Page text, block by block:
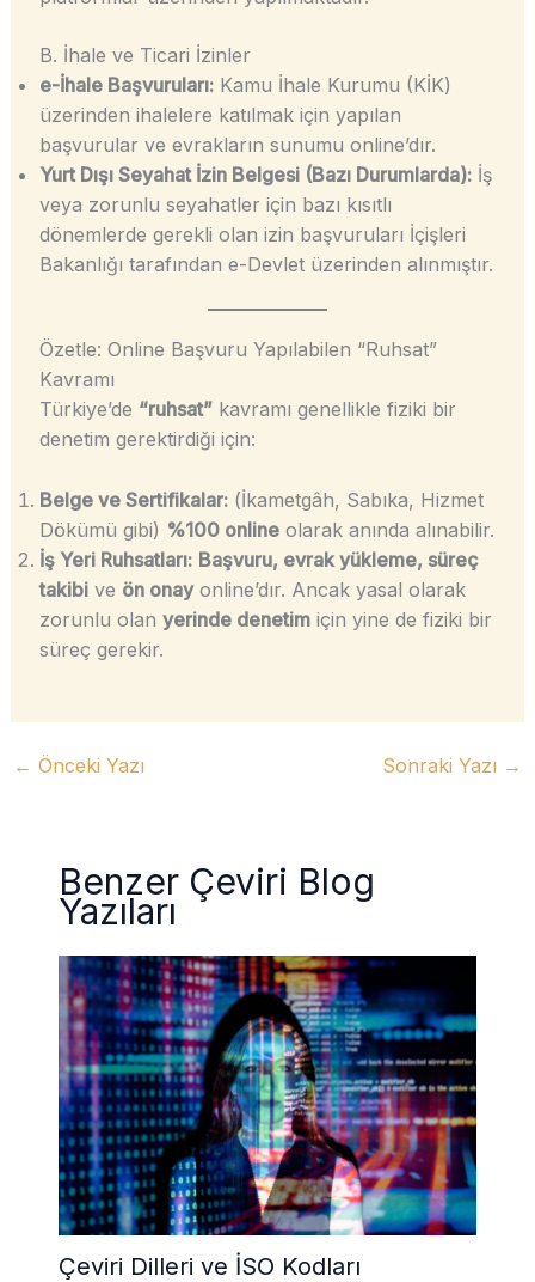
B. İhale ve Ticari İzinler
e-İhale Başvuruları:Kamu İhale Kurumu (KİK)
üzerinden ihalelere katılmak için yapılan
başvurular ve evrakların sunumu online’dır.
Yurt Dışı Seyahat İzin Belgesi (Bazı Durumlarda):İş
veya zorunlu seyahatler için bazı kısıtlı
dönemlerde gerekli olan izin başvuruları İçişleri
Bakanlığı tarafından e-Devlet üzerinden alınmıştır.
Özetle: Online Başvuru Yapılabilen “Ruhsat”
Kavramı
Türkiye’de “ruhsat”kavramı genellikle fiziki bir
denetim gerektirdiği için:
Belge ve Sertifikalar:(İkametgâh, Sabıka, Hizmet
Dökümü gibi) %100 onlineolarak anında alınabilir.
İş Yeri Ruhsatları: Başvuru, evrak yükleme, süreç
takibive ön onayonline’dır. Ancak yasal olarak
zorunlu olan yerinde denetimiçin yine de fiziki bir
süreç gerekir.
← Önceki Yazı Sonraki Yazı →
Benzer Çeviri Blog
Yazıları
Çeviri Dilleri ve İSO Kodları